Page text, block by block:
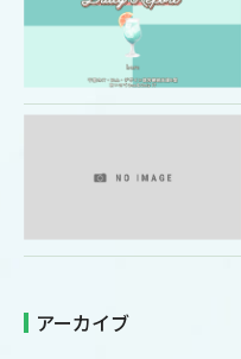
アーカイブ